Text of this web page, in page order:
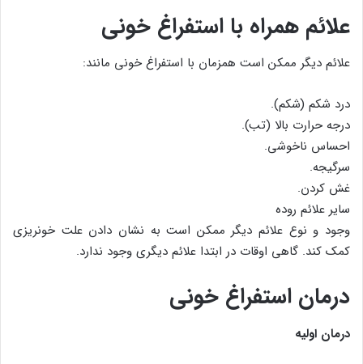
علائم همراه با استفراغ خونی
علائم دیگر ممکن است همزمان با استفراغ خونی مانند:
درد شکم (شکم).
درجه حرارت بالا (تب).
احساس ناخوشی.
سرگیجه.
غش کردن.
سایر علائم روده
وجود و نوع علائم دیگر ممکن است به نشان دادن علت خونریزی
کمک کند. گاهی اوقات در ابتدا علائم دیگری وجود ندارد.
درمان استفراغ خونی
درمان اولیه